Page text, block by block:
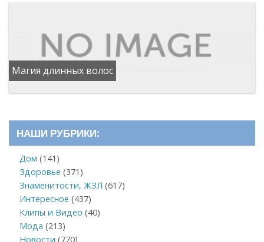
Магия длинных волос
НАШИ РУБРИКИ:
Дом (141)
Здоровье (371)
Знаменитости, ЖЗЛ (617)
Интересное (437)
Клипы и Видео (40)
Мода (213)
Новости (770)